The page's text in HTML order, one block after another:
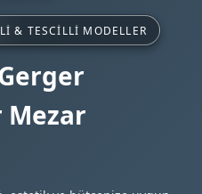
& TESCILLI MODELLER
Mezar